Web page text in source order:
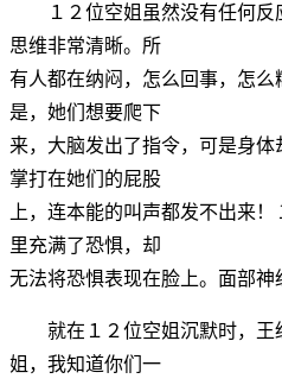
１２位空姐虽然没有任何反
思维非常清晰。所
有人都在纳闷，怎么回事，怎
是，她们想要爬下
来，大脑发出了指令，可是身
掌打在她们的屁股
上，连本能的叫声都发不出来
里充满了恐惧，却
无法将恐惧表现在脸上。面部神
就在１２位空姐沉默时，王
姐，我知道你们一